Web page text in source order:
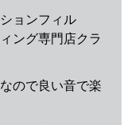
ョンフィル
ング専門店クラ
ので良い音で楽